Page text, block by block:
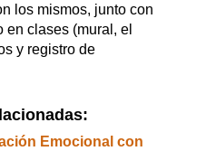
los mismos, junto con
clases (mural, el
y registro de
Emocional con